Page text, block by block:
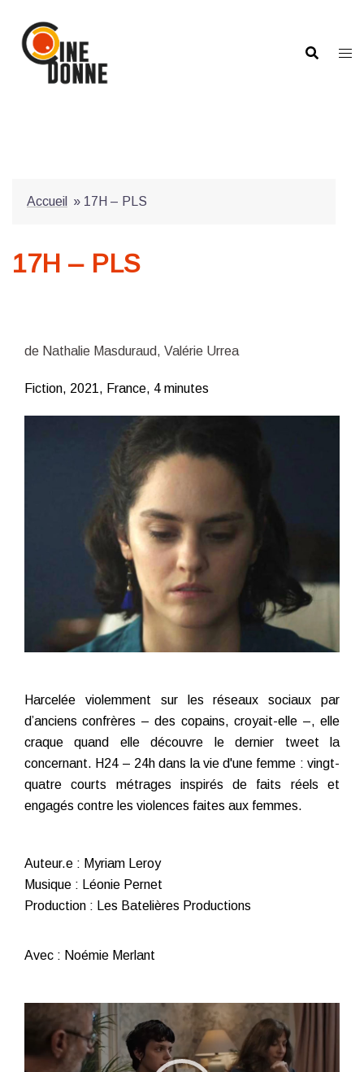
contenu
Accueil » 17H – PLS
17H – PLS
de Nathalie Masduraud, Valérie Urrea
Fiction, 2021, France, 4 minutes
Harcelée violemment sur les réseaux sociaux par
d’anciens confrères – des copains, croyait-elle –, elle
craque quand elle découvre le dernier tweet la
concernant. H24 – 24h dans la vie d'une femme : vingt-
quatre courts métrages inspirés de faits réels et
engagés contre les violences faites aux femmes.
Auteur.e : Myriam Leroy
Musique : Léonie Pernet
Production : Les Batelières Productions
Avec : Noémie Merlant
vidéo